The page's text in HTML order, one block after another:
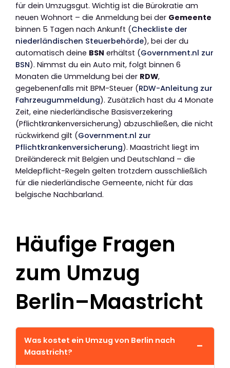
für dein Umzugsgut. Wichtig ist die Bürokratie am
neuen Wohnort – die Anmeldung bei der Gemeente
binnen 5 Tagen nach Ankunft (Checkliste der
niederländischen Steuerbehörde), bei der du
automatisch deine BSN erhältst (Government.nl zur
BSN). Nimmst du ein Auto mit, folgt binnen 6
Monaten die Ummeldung bei der RDW,
gegebenenfalls mit BPM-Steuer (RDW-Anleitung zur
Fahrzeugummeldung). Zusätzlich hast du 4 Monate
Zeit, eine niederländische Basisverzekering
(Pflichtkrankenversicherung) abzuschließen, die nicht
rückwirkend gilt (Government.nl zur
Pflichtkrankenversicherung). Maastricht liegt im
Dreiländereck mit Belgien und Deutschland – die
Meldepflicht-Regeln gelten trotzdem ausschließlich
für die niederländische Gemeente, nicht für das
belgische Nachbarland.
Häufige Fragen
zum Umzug
Berlin–Maastricht
Was kostet ein Umzug von Berlin nach
Maastricht?